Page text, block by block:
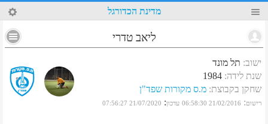
2 מדינת הכדורגל
ליאב טדרי
ישוב: תל מונד
שנת לידה:
1984
שחקן בקבוצת: מ.ס מקורות שפד"ן
רישום:
21/02/2016 06:58:30 עדכון:
21/07/2020 07:56:27